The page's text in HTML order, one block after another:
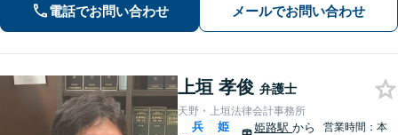
事故】「こんな相談でも大丈夫だろう
か」と躊躇されている方もご相談くだ
さい。
電話でお問い合わせ メールでお問い合わせ
上垣 孝俊 弁護士
天野・上垣法律会計事務所
兵
姫
姫路駅から
営業時間：本